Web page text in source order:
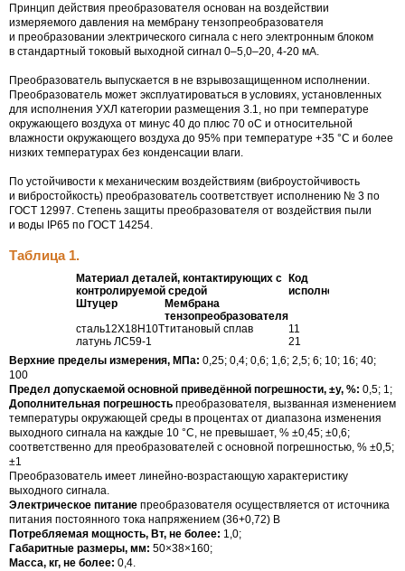
Принцип действия преобразователя основан на воздействии
измеряемого давления на мембрану тензопреобразователя
и преобразовании электрического сигнала с него электронным блоком
в стандартный токовый выходной сигнал 0–5,0–20, 4-20 мА.
Преобразователь выпускается в не взрывозащищенном исполнении.
Преобразователь может эксплуатироваться в условиях, установленных
для исполнения УХЛ категории размещения 3.1, но при температуре
окружающего воздуха от минус 40 до плюс 70 оС и относительной
влажности окружающего воздуха до 95% при температуре +35 °С и более
низких температурах без конденсации влаги.
По устойчивости к механическим воздействиям (виброустойчивость
и вибростойкость) преобразователь соответствует исполнению № 3 по
ГОСТ 12997. Степень защиты преобразователя от воздействия пыли
и воды IP65 по ГОСТ 14254.
Таблица 1.
Материал деталей, контактирующих с
контролируемой средой
Код
исполнения
Штуцер
Мембрана
тензопреобразователя
сталь12Х18Н10Ттитановый сплав
11
латунь ЛС59-1
21
Верхние пределы измерения, МПа: 0,25; 0,4; 0,6; 1,6; 2,5; 6; 10; 16; 40;
100
Предел допускаемой основной приведённой погрешности, ±у, %: 0,5; 1;
Дополнительная погрешность преобразователя, вызванная изменением
температуры окружающей среды в процентах от диапазона изменения
выходного сигнала на каждые 10 °C, не превышает, % ±0,45; ±0,6;
соответственно для преобразователей с основной погрешностью, % ±0,5;
±1
Преобразователь имеет линейно-возрастающую характеристику
выходного сигнала.
Электрическое питание преобразователя осуществляется от источника
питания постоянного тока напряжением (36+0,72) В
Потребляемая мощность, Вт, не более: 1,0;
Габаритные размеры, мм: 50×38×160;
Масса, кг, не более: 0,4.